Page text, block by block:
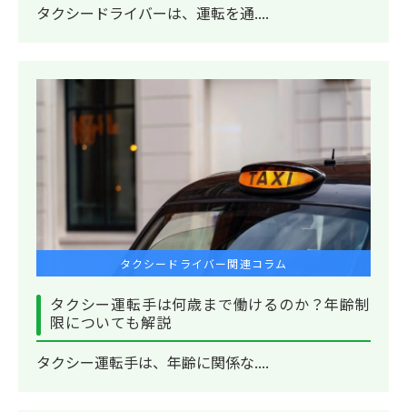
タクシードライバーは、運転を通....
タクシードライバー関連コラム
タクシー運転手は何歳まで働けるのか？年齢制
限についても解説
タクシー運転手は、年齢に関係な....